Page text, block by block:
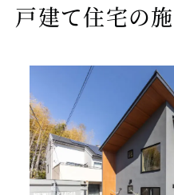
戸建て住宅の